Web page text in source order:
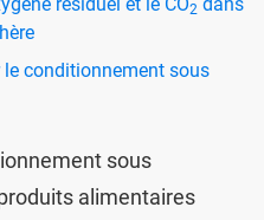
2
conditionnement sous
sous
alimentaires